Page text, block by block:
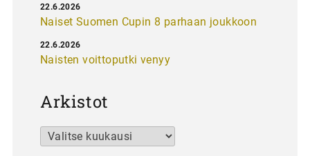
Naiset Suomen Cupin 8 parhaan joukkoon
22.6.2026
Naisten voittoputki venyy
22.6.2026
Arkistot
Arkistot